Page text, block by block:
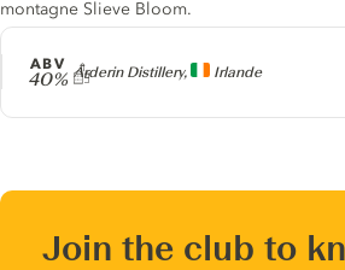
Producteur
Arderin Distillery, Irlande
ABV
40%
montagne Slieve Bloom.
Join the club to